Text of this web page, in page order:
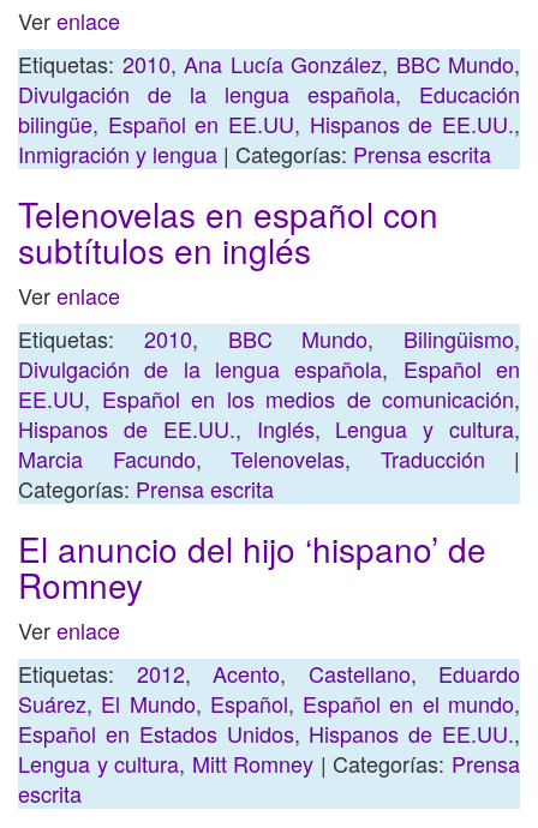
Verenlace
Etiquetas: 2010, Ana Lucía González, BBC Mundo,
Divulgación de la lengua española, Educación
bilingüe, Español en EE.UU, Hispanos de EE.UU.,
Inmigración y lengua | Categorías: Prensa escrita
Telenovelas en español con
subtítulos en inglés
Verenlace
Etiquetas: 2010, BBC Mundo, Bilingüismo,
Divulgación de la lengua española, Español en
EE.UU, Español en los medios de comunicación,
Hispanos de EE.UU., Inglés, Lengua y cultura,
Marcia Facundo, Telenovelas, Traducción |
Categorías: Prensa escrita
El anuncio del hijo ‘hispano’ de
Romney
Verenlace
Etiquetas: 2012, Acento, Castellano, Eduardo
Suárez, El Mundo, Español, Español en el mundo,
Español en Estados Unidos, Hispanos de EE.UU.,
Lengua y cultura, Mitt Romney | Categorías: Prensa
escrita